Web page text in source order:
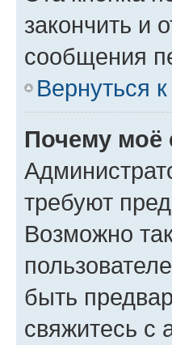
закончить и
сообщения
Вернуться
Почему моё
требуют
Возможно
быть
свяжитесь с